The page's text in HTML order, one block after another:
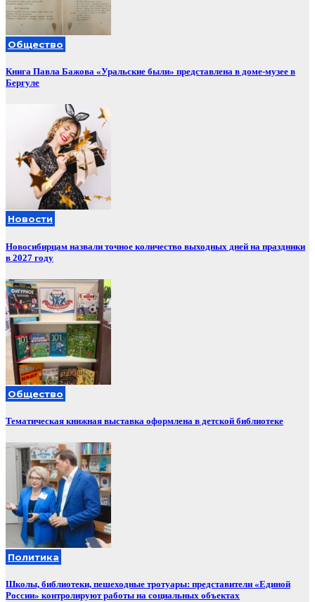
Общество
Книга Павла Бажова «Уральские были» представлена в доме-музее в
Бергуле
Новости
Новосибирцам назвали точное количество выходных дней на праздники
в 2027 году
Общество
Тематическая книжная выставка оформлена в детской библиотеке
Политика
Школы, библиотеки, пешеходные тротуары: представители «Единой
России» контролируют работы на социальных объектах